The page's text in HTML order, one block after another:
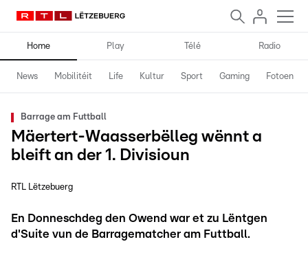
Home Play Télé Radio
News Mobilitéit Life Kultur Sport Gaming Fotoen
Barrage am Futtball
Mäertert-Waasserbëlleg wënnt a
bleift an der 1. Divisioun
RTL Lëtzebuerg
En Donneschdeg den Owend war et zu Lëntgen
d'Suite vun de Barragematcher am Futtball.